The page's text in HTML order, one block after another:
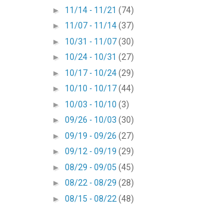
► 11/14 - 11/21 (74)
► 11/07 - 11/14(37)
► 10/31 - 11/07(30)
► 10/24 - 10/31 (27)
► 10/17 - 10/24(29)
► 10/10 - 10/17(44)
► 10/03 - 10/10 (3)
► 09/26 - 10/03 (30)
► 09/19 - 09/26 (27)
► 09/12 - 09/19 (29)
► 08/29 - 09/05 (45)
► 08/22 - 08/29 (28)
► 08/15 - 08/22 (48)